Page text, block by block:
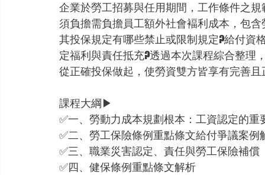
企業於勞工招募與任用期間，工作條件之
須負擔需負擔員工額外社會褔利成本，包
其投保規定有哪些禁止或限制規定?給付資
定福利與責任抵充?透過本次課程綜合整理
從正確投保做起，使勞資雙方皆享有完善
課程大綱▶
✅一、勞動力成本規劃根本：工資認定的重
✅二、勞工保險條例重點條文給付爭議案例
✅三、職業災害認定、責任與勞工保險補償
✅四、健保條例重點條文解析